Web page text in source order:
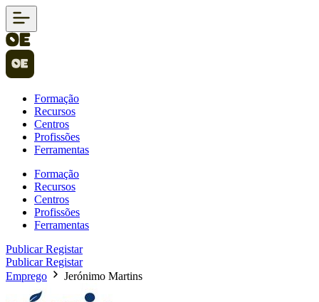
Formação
Recursos
Centros
Profissões
Ferramentas
Formação
Recursos
Centros
Profissões
Ferramentas
PublicarRegistar
PublicarRegistar
Emprego
Jerónimo Martins